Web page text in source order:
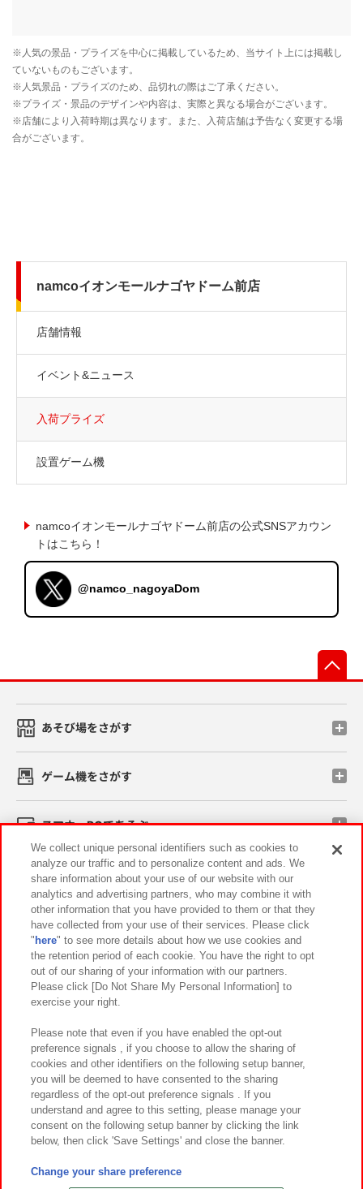
namcoイオンモールナゴヤドーム前店
店舗情報
イベント&ニュース
入荷プライズ
設置ゲーム機
namcoイオンモールナゴヤドーム前店の公式SNSアカウン
トはこちら！
@namco_nagoyaDom
あそび場をさがす
ゲーム機をさがす
スマホ・PCであそぶ
イベント・キャンペーン
関連会社 サステナビリティ サイトポリシー
プライバシーポリシー ウェブアクセシビリティ方針と検証結果
お取引先さまとともに
カスタマーハラスメント対応方針 よくあるご質問・お問い合わせ
©Bandai Namco Amusement Inc.
©Bandai Namco Amusement Lab Inc.
We collect unique personal identifiers such as cookies to
analyze our traffic and to personalize content and ads. We
share information about your use of our website with our
analytics and advertising partners, who may combine it with
other information that you have provided to them or that they
have collected from your use of their services. Please click
" here" to see more details about how we use cookies and
the retention period of each cookie. You have the right to opt
out of our sharing of your information with our partners.
Please click [Do Not Share My Personal Information] to
exercise your right.
Please note that even if you have enabled the opt-out
preference signals , if you choose to allow the sharing of
cookies and other identifiers on the following setup banner,
you will be deemed to have consented to the sharing
regardless of the opt-out preference signals . If you
understand and agree to this setting, please manage your
consent on the following setup banner by clicking the link
below, then click 'Save Settings' and close the banner.
Change your share preference